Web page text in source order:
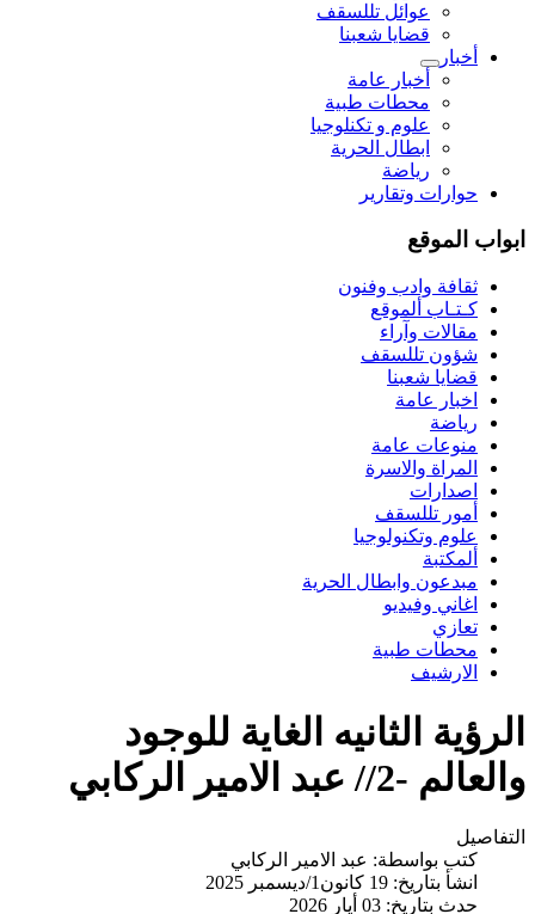
عوائل تللسقف
قضايا شعبنا
أخبار
أخبار عامة
محطات طبية
علوم و تکنلوجیا
ابطال الحرية
رياضة
حوارات وتقارير
ابواب الموقع
ثقافة وادب وفنون
كـتـاب ألموقع
مقالات وآراء
شؤون تللسقف
قضايا شعبنا
اخبار عامة
رياضة
منوعات عامة
المراة والاسرة
اصدارات
أمور تللسقف
علوم وتكنولوجيا
ألمكتبة
مبدعون وابطال الحرية
اغاني وفيديو
تعازي
محطات طبية
الارشيف
الرؤية الثانيه الغاية للوجود
والعالم -2// عبد الامير الركابي
التفاصيل
كتب بواسطة: عبد الامير الركابي
انشأ بتاريخ: 19 كانون1/ديسمبر 2025
حدث بتاريخ: 03 أيار 2026